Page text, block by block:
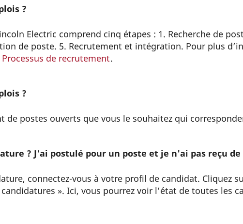
?
Electric comprend cinq étapes : 1. Recherche de
de poste. 5. Recrutement et intégration. Pour plus
Processus de recrutement.
?
de postes ouverts que vous le souhaitez qui
? J'ai postulé pour un poste et je n'ai pas reçu de
connectez-vous à votre profil de candidat. Cliquez
». Ici, vous pourrez voir l’état de toutes les